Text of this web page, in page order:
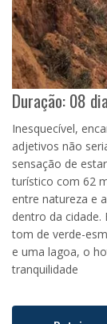
Duração: 08
Inesquecível,
adjetivos não
sensação de
turístico com 62
entre natureza e
dentro da cidade.
tom de verde-
e uma lagoa, o
tranquilidade